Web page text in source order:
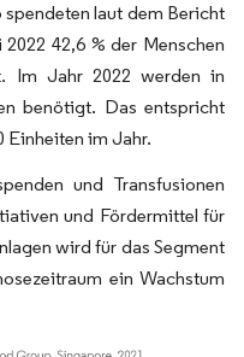
spendeten laut dem Bericht
42,6 % der Menschen
Im Jahr 2022 werden in
benötigt. Das entspricht
Einheiten im Jahr.
und Transfusionen
und Fördermittel für
wird für das Segment
ein Wachstum